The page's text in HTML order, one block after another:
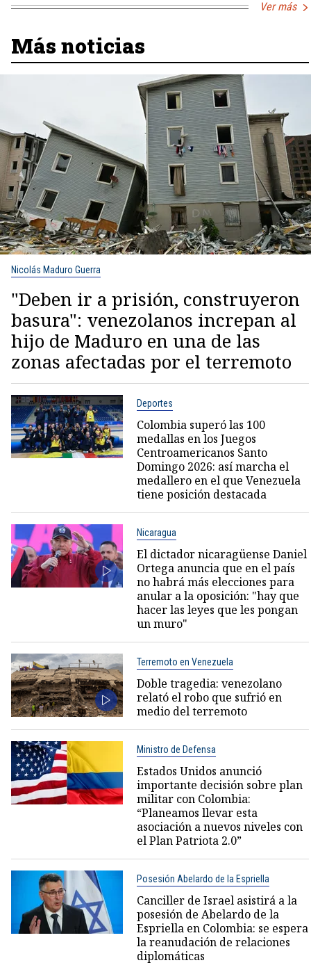
Ver más
Más noticias
Nicolás Maduro Guerra
"Deben ir a prisión, construyeron
basura": venezolanos increpan al
hijo de Maduro en una de las
zonas afectadas por el terremoto
Deportes
Colombia superó las 100
medallas en los Juegos
Centroamericanos Santo
Domingo 2026: así marcha el
medallero en el que Venezuela
tiene posición destacada
Nicaragua
El dictador nicaragüense Daniel
Ortega anuncia que en el país
no habrá más elecciones para
anular a la oposición: "hay que
hacer las leyes que les pongan
un muro"
Terremoto en Venezuela
Doble tragedia: venezolano
relató el robo que sufrió en
medio del terremoto
Ministro de Defensa
Estados Unidos anunció
importante decisión sobre plan
militar con Colombia:
“Planeamos llevar esta
asociación a nuevos niveles con
el Plan Patriota 2.0”
Posesión Abelardo de la Espriella
Canciller de Israel asistirá a la
posesión de Abelardo de la
Espriella en Colombia: se espera
la reanudación de relaciones
diplomáticas